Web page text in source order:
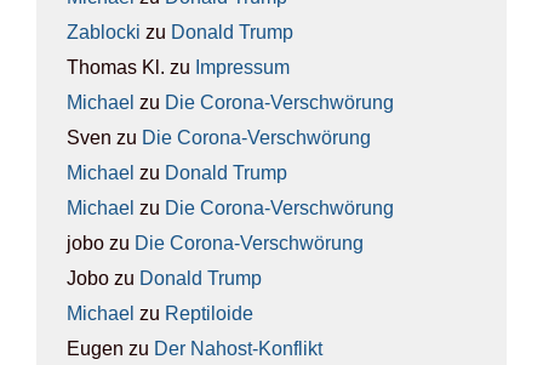
Zablocki zu Donald Trump
Thomas Kl. zu Impres­sum
Michael zu Die Coro­na-Ver­schwö­rung
Sven zu Die Coro­na-Ver­schwö­rung
Michael zu Donald Trump
Michael zu Die Coro­na-Ver­schwö­rung
jobo zu Die Coro­na-Ver­schwö­rung
Jobo zu Donald Trump
Michael zu Rep­ti­lo­ide
Eugen zu Der Nah­ost-Kon­flikt